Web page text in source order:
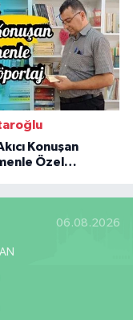
Konuşan
Özel
06.08.2026